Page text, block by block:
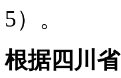
5）。
根据四川